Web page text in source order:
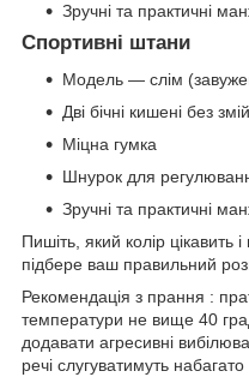
Зручні та практичні
Спортивні штани
Модель — слім
Дві бічні кишені без
Міцна гумка
Шнурок для
Зручні та практичні
Пишіть, який колір
підбере ваш правильний
Рекомендація з прання :
температури не вище 40
додавати агресивні
речі слугуватимуть